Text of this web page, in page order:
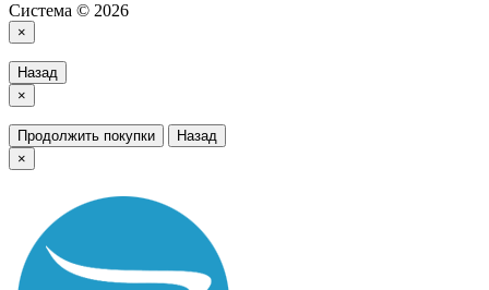
Система © 2026
×
Назад
×
Продолжить покупки
Назад
×